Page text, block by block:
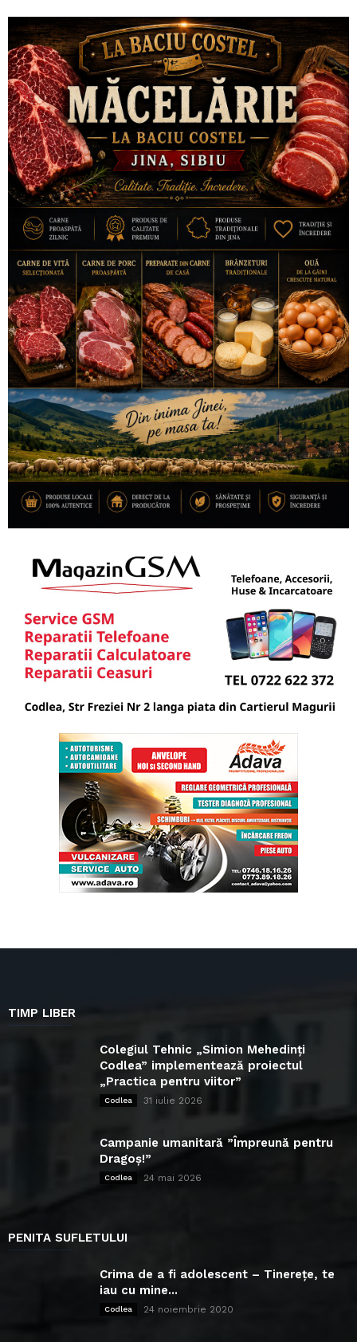
TIMP LIBER
Colegiul Tehnic „Simion Mehedinți
Codlea” implementează proiectul
„Practica pentru viitor”
Codlea 31 iulie 2026
Campanie umanitară ”Împreună pentru
Dragoș!”
Codlea 24 mai 2026
PENITA SUFLETULUI
Crima de a fi adolescent – Tinerețe, te
iau cu mine...
Codlea 24 noiembrie 2020